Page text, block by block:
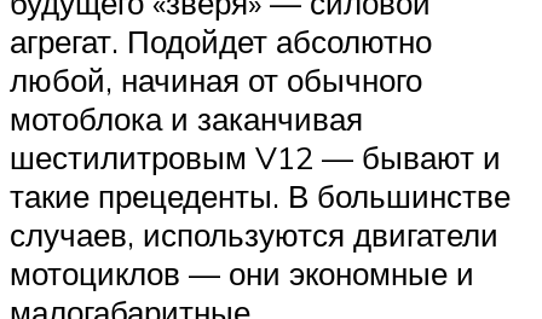
агрегат. Подойдет абсолютно
любой, начиная от обычного
мотоблока и заканчивая
шестилитровым V12 — бывают и
такие прецеденты. В большинстве
случаев, используются двигатели
мотоциклов — они экономные и